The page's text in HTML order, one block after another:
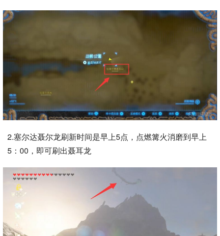
2.塞尔达聂尔龙刷新时间是早上5点，点燃篝火消磨到早上
5：00，即可刷出聂耳龙